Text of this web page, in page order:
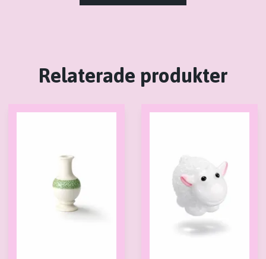
Relaterade produkter